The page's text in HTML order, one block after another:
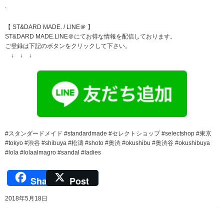
.
【 ST&DARD MADE. / LINE＠ 】
ST&DARD MADE.LINE＠にてお得な情報を配信しております。
ご登録は下記のボタンをクリックして下さい。
↓ ↓ ↓
#スタンダードメイド #standardmade #セレクトショップ #selectshop #東京
#tokyo #渋谷 #shibuya #松濤 #shoto #奥渋 #okushibu #奥渋谷 #okushibuya
#lola #lolaalmagro #sandal #ladies
Share Post
2018年5月18日